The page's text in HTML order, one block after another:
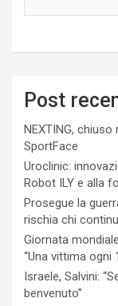
Post
NEXTING,
SportFace
Uroclinic:
Robot ILY e alla
Prosegue la
rischia chi
Giornata
“Una vittima ogni
Israele, Salvini:
benvenuto”